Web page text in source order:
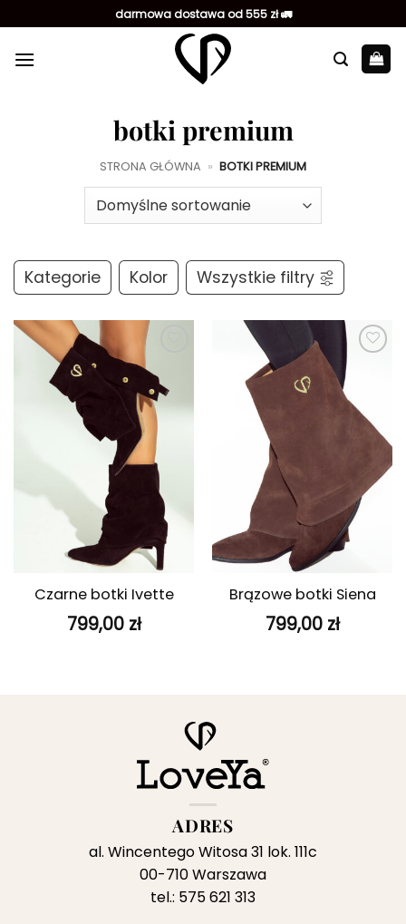
do
zawartości
darmowa dostawa od 555 zł 🚛
botki premium
STRONA GŁÓWNA » BOTKI PREMIUM
Kategorie Kolor Wszystkie filtry
Dodaj do
ulubionych
Czarne botki Ivette
799,00 zł
Dodaj do
ulubionych
Brązowe botki Siena
799,00 zł
ADRES
al. Wincentego Witosa 31 lok. 111c
00-710 Warszawa
tel.: 575 621 313